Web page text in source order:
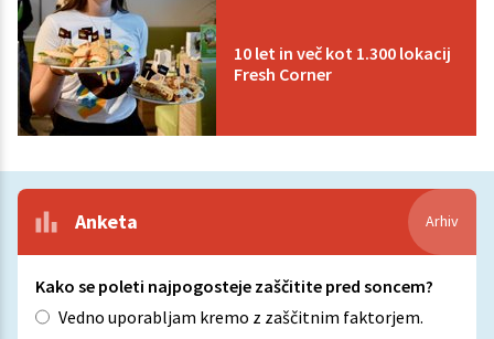
10 let in več kot 1.300 lokacij
Fresh Corner
Anketa Arhiv
Kako se poleti najpogosteje zaščitite pred soncem?
Vedno uporabljam kremo z zaščitnim faktorjem.